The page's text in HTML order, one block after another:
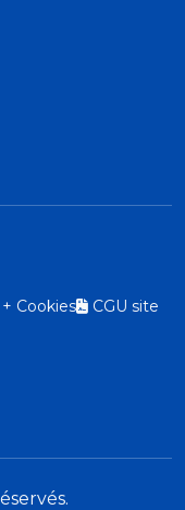
Cookies
CGU site